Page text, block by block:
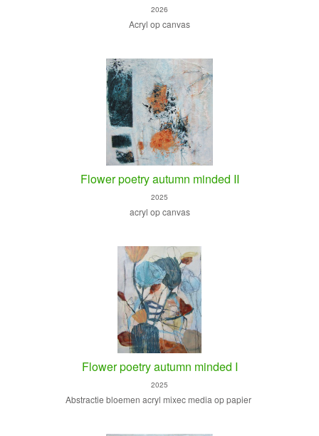
2026
Acryl op canvas
Flower poetry autumn minded II
2025
acryl op canvas
Flower poetry autumn minded I
2025
Abstractie bloemen acryl mixec media op papier